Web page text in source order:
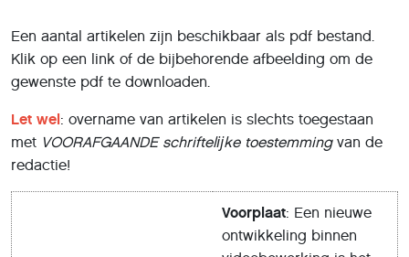
Een aantal artikelen zijn beschikbaar als pdf bestand.
Klik op een link of de bijbehorende afbeelding om de
gewenste pdf te downloaden.
Let wel: overname van artikelen is slechts toegestaan
met VOORAFGAANDE schriftelĳke toestemmingvan de
redactie!
Voorplaat: Een nieuwe
ontwikkeling binnen